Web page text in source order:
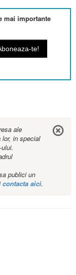
mai importante
ale
in special
publici un
contacta aici.